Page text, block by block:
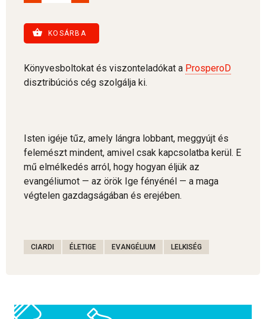
KOSÁRBA
Könyvesboltokat és viszonteladókat a ProsperoD
disztribúciós cég szolgálja ki.
Isten igéje tűz, amely lángra lobbant, meggyújt és
felemészt mindent, amivel csak kapcsolatba kerül. E
mű elmélkedés arról, hogy hogyan éljük az
evangéliumot — az örök Ige fényénél — a maga
végtelen gazdagságában és erejében.
CIARDI ÉLETIGE EVANGÉLIUM LELKISÉG